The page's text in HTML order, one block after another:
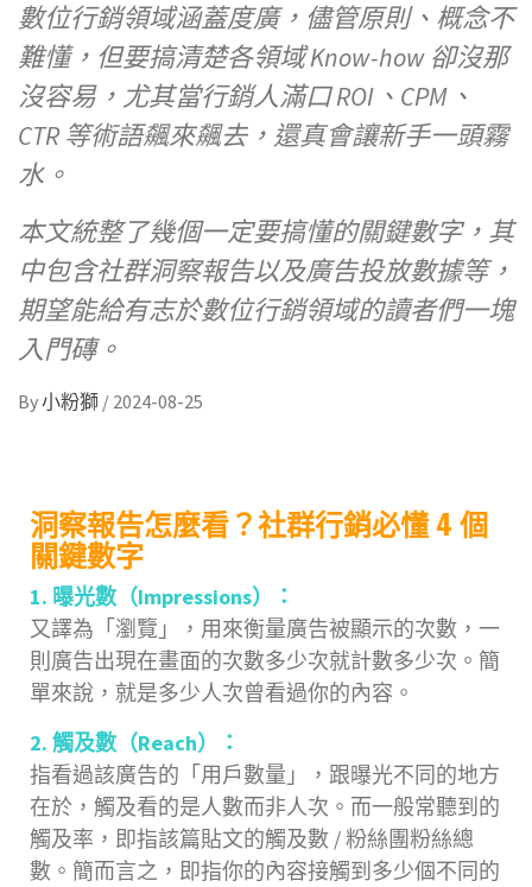
數位行銷領域涵蓋度廣，儘管原則、概念不
難懂，但要搞清楚各領域 Know-how 卻沒那
沒容易，尤其當行銷人滿口 ROI、CPM、
CTR 等術語飆來飆去，還真會讓新手一頭霧
水。
本文統整了幾個一定要搞懂的關鍵數字，其
中包含社群洞察報告以及廣告投放數據等，
期望能給有志於數位行銷領域的讀者們一塊
入門磚。
By小粉獅 / 2024-08-25
洞察報告怎麼看？社群行銷必懂 4 個
關鍵數字
1. 曝光數（Impressions）：
又譯為「瀏覽」，用來衡量廣告被顯示的次數，一
則廣告出現在畫面的次數多少次就計數多少次。簡
單來說，就是多少人次曾看過你的內容。
2. 觸及數（Reach）：
指看過該廣告的「用戶數量」，跟曝光不同的地方
在於，觸及看的是人數而非人次。而一般常聽到的
觸及率，即指該篇貼文的觸及數 / 粉絲團粉絲總
數。簡而言之，即指你的內容接觸到多少個不同的